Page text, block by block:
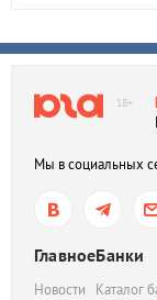
18+
Мы в социальных
Главное
Новости
Банки
Каталог